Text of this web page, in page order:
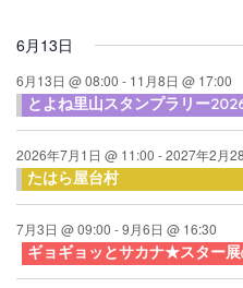
ト,
6月13日
6月13日 @ 08:00 - 11月8日 @ 17:00
とよね里山スタンプラリー
2026年7月1日 @ 11:00 -2027年2月
たはら屋台村
7月3日 @ 09:00 -9月6日 @ 16:30
ギョギョッとサカナ★スター